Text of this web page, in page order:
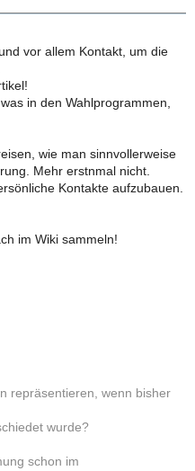
vor allem Kontakt, um die
in den Wahlprogrammen,
wie man sinnvollerweise
Mehr erstnmal nicht.
Kontakte aufzubauen.
im Wiki sammeln!
repräsentieren, wenn bisher
wurde?
schon im